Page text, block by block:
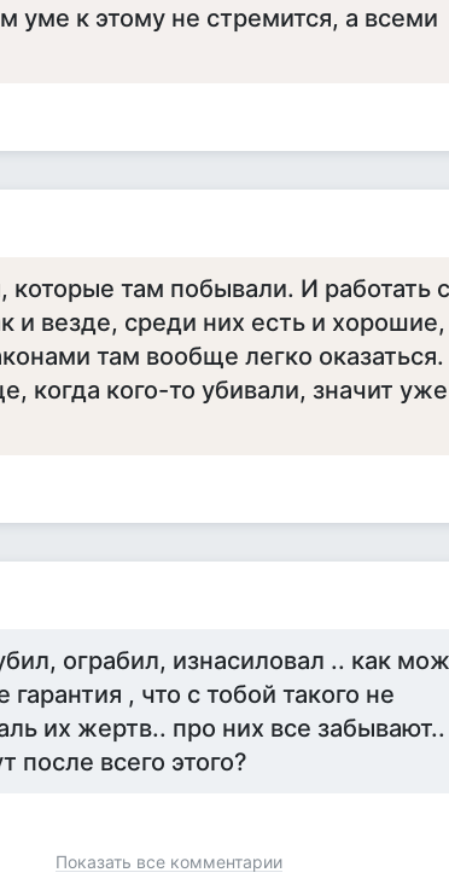
уме к этому не стремится, а всеми
которые там побывали. И работать с
и везде, среди них есть и хорошие,
там вообще легко оказаться.
когда кого-то убивали, значит уже
ограбил, изнасиловал .. как
, что с тобой такого не
их жертв.. про них все забывают..
после всего этого?
Показать все комментарии